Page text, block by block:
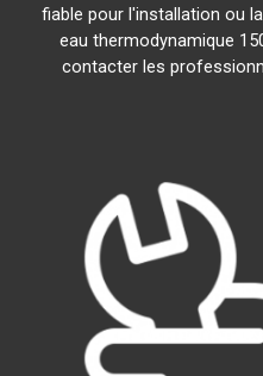
fiable pour l'installation ou
eau thermodynamique
contacter les